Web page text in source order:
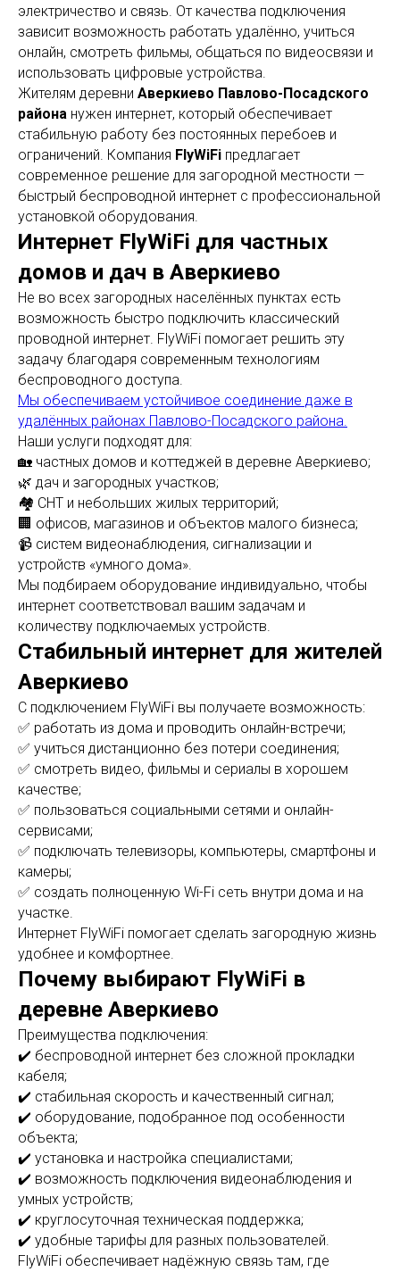
электричество и связь. От качества подключения
зависит возможность работать удалённо, учиться
онлайн, смотреть фильмы, общаться по видеосвязи и
использовать цифровые устройства.
Жителям деревни Аверкиево Павлово-Посадского
района нужен интернет, который обеспечивает
стабильную работу без постоянных перебоев и
ограничений. Компания FlyWiFi предлагает
современное решение для загородной местности —
быстрый беспроводной интернет с профессиональной
установкой оборудования.
Интернет FlyWiFi для частных
домов и дач в Аверкиево
Не во всех загородных населённых пунктах есть
возможность быстро подключить классический
проводной интернет. FlyWiFi помогает решить эту
задачу благодаря современным технологиям
беспроводного доступа.
Мы обеспечиваем устойчивое соединение даже в
удалённых районах Павлово-Посадского района.
Наши услуги подходят для:
🏡 частных домов и коттеджей в деревне Аверкиево;
🌿 дач и загородных участков;
🏘 СНТ и небольших жилых территорий;
🏢 офисов, магазинов и объектов малого бизнеса;
📹 систем видеонаблюдения, сигнализации и
устройств «умного дома».
Мы подбираем оборудование индивидуально, чтобы
интернет соответствовал вашим задачам и
количеству подключаемых устройств.
Стабильный интернет для жителей
Аверкиево
С подключением FlyWiFi вы получаете возможность:
✅ работать из дома и проводить онлайн-встречи;
✅ учиться дистанционно без потери соединения;
✅ смотреть видео, фильмы и сериалы в хорошем
качестве;
✅ пользоваться социальными сетями и онлайн-
сервисами;
✅ подключать телевизоры, компьютеры, смартфоны и
камеры;
✅ создать полноценную Wi-Fi сеть внутри дома и на
участке.
Интернет FlyWiFi помогает сделать загородную жизнь
удобнее и комфортнее.
Почему выбирают FlyWiFi в
деревне Аверкиево
Преимущества подключения:
✔️ беспроводной интернет без сложной прокладки
кабеля;
✔️ стабильная скорость и качественный сигнал;
✔️ оборудование, подобранное под особенности
объекта;
✔️ установка и настройка специалистами;
✔️ возможность подключения видеонаблюдения и
умных устройств;
✔️ круглосуточная техническая поддержка;
✔️ удобные тарифы для разных пользователей.
FlyWiFi обеспечивает надёжную связь там, где